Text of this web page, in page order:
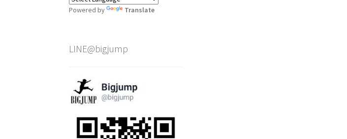
Powered by Translate
LINE@bigjump